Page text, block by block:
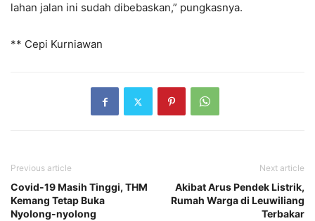
lahan jalan ini sudah dibebaskan,” pungkasnya.
** Cepi Kurniawan
Previous article
Covid-19 Masih Tinggi, THM
Kemang Tetap Buka
Nyolong-nyolong
Next article
Akibat Arus Pendek Listrik,
Rumah Warga di Leuwiliang
Terbakar